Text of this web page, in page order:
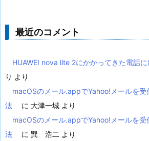
最近のコメント
HUAWEI nova lite 2にかかってきた電話
り より
macOSのメール.appでYahoo!メールを受
法
に 大津一城 より
macOSのメール.appでYahoo!メールを受
法
に 巽 浩二 より